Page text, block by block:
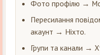
Фото профілю →
Пересилання
акаунт → Ніхто.
Групи та канали →